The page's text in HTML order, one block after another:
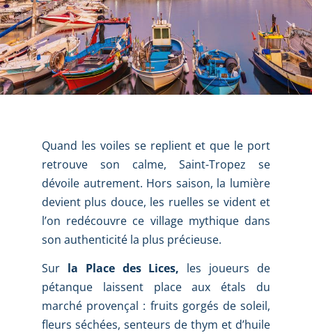
Quand les voiles se replient et que le port
retrouve son calme, Saint-Tropez se
dévoile autrement. Hors saison, la lumière
devient plus douce, les ruelles se vident et
l’on redécouvre ce village mythique dans
son authenticité la plus précieuse.
Sur la Place des Lices, les joueurs de
pétanque laissent place aux étals du
marché provençal : fruits gorgés de soleil,
fleurs séchées, senteurs de thym et d’huile